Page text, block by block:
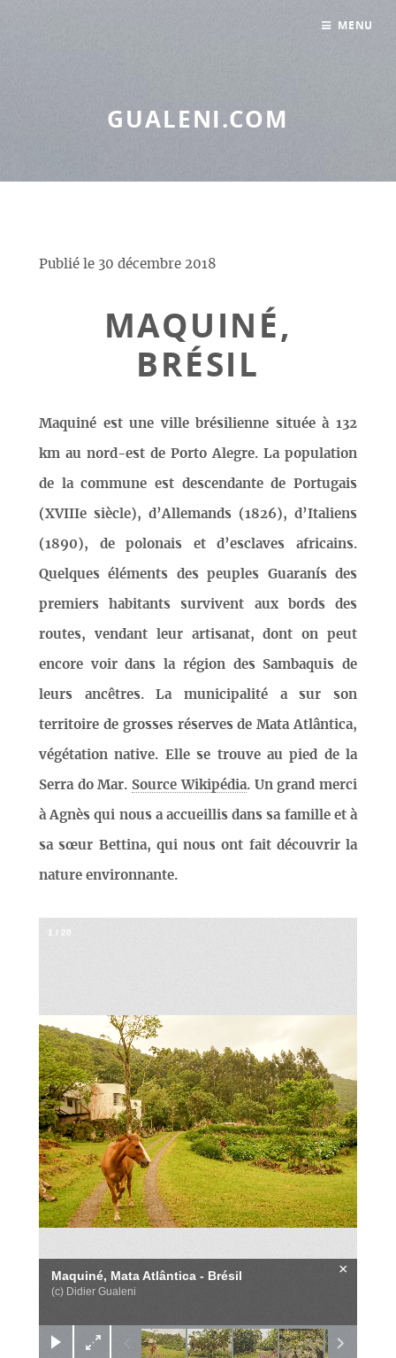
GUALENI.COM
Publié le 30 décembre 2018
MAQUINÉ,
BRÉSIL
Maquiné est une ville brésilienne située à 132
km au nord-est de Porto Alegre. La population
de la commune est descendante de Portugais
(XVIIIe siècle), d’Allemands (1826), d’Italiens
(1890), de polonais et d’esclaves africains.
Quelques éléments des peuples Guaranís des
premiers habitants survivent aux bords des
routes, vendant leur artisanat, dont on peut
encore voir dans la région des Sambaquis de
leurs ancêtres. La municipalité a sur son
territoire de grosses réserves de Mata Atlântica,
végétation native. Elle se trouve au pied de la
Serra do Mar. Source Wikipédia. Un grand merci
à Agnès qui nous a accueillis dans sa famille et à
sa sœur Bettina, qui nous ont fait découvrir la
nature environnante.
Maquiné, Mata Atlântica - Brésil
(c) Didier Gualeni
×
1 / 20
MENU